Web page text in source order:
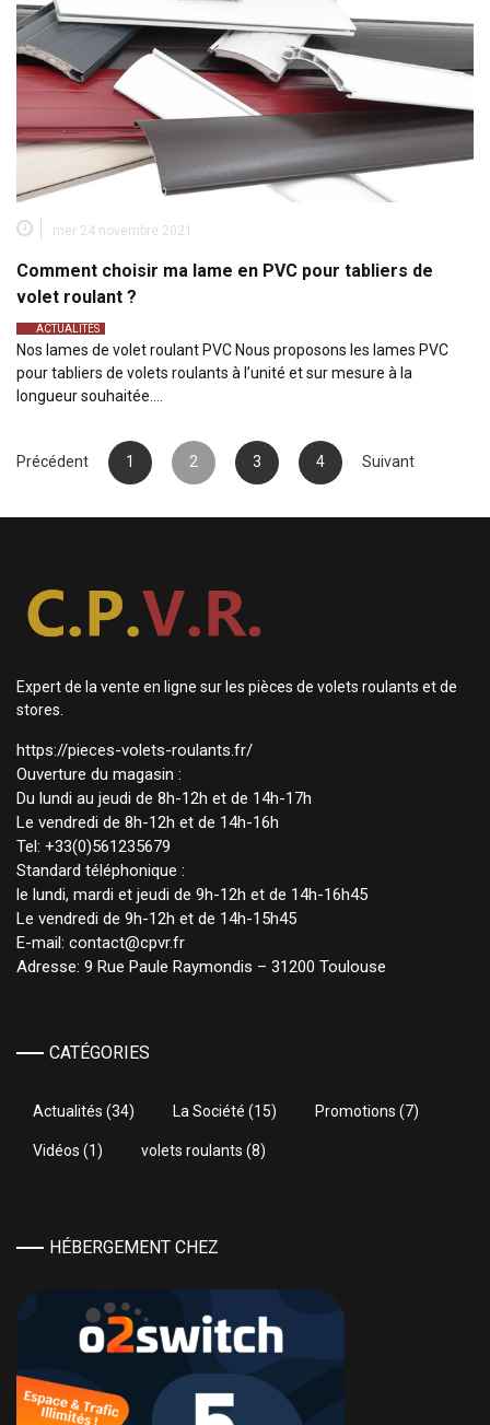
mer 24 novembre 2021
Comment choisir ma lame en PVC pour tabliers de
volet roulant ?
ACTUALITÉS
Nos lames de volet roulant PVC Nous proposons les lames PVC
pour tabliers de volets roulants à l’unité et sur mesure à la
longueur souhaitée.…
Précédent 1 2 3 4 Suivant
Expert de la vente en ligne sur les pièces de volets roulants et de
stores.
https://pieces-volets-roulants.fr/
Ouverture du magasin :
Du lundi au jeudi de 8h-12h et de 14h-17h
Le vendredi de 8h-12h et de 14h-16h
Tel: +33(0)561235679
Standard téléphonique :
le lundi, mardi et jeudi de 9h-12h et de 14h-16h45
Le vendredi de 9h-12h et de 14h-15h45
E-mail: contact@cpvr.fr
Adresse: 9 Rue Paule Raymondis – 31200 Toulouse
CATÉGORIES
Actualités (34) La Société (15) Promotions (7)
Vidéos (1) volets roulants (8)
HÉBERGEMENT CHEZ